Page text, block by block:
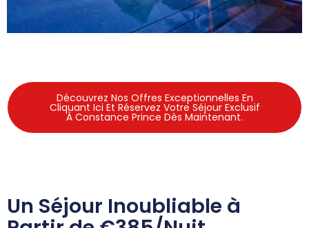
Découvrez Nos Offres Exceptionnelles En
Cliquant Ici Et Réservez Votre Séjour Exclusif
À Constance Prince Dès Maintenant.
Un Séjour Inoubliable à